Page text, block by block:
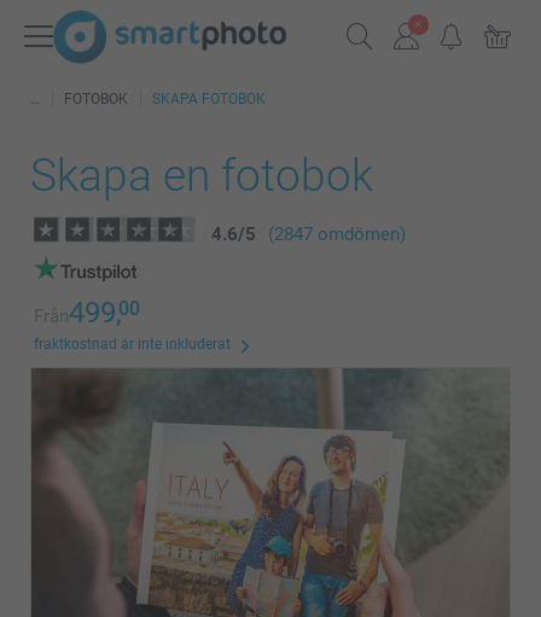
FOTOBOK SKAPA FOTOBOK
Skapa en fotobok
4.6/5 (2847 omdömen)
Från499,00
fraktkostnad är inte inkluderat